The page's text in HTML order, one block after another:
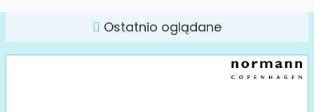
Ostatnio oglądane